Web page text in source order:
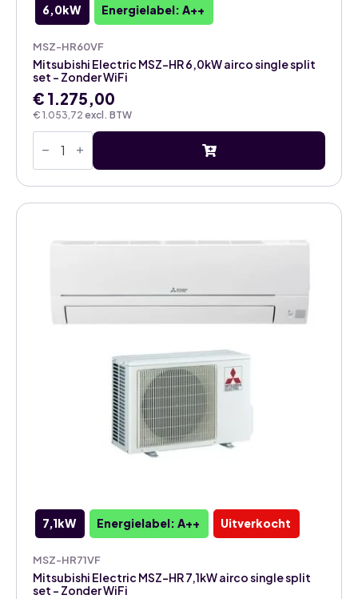
6,0kW Energielabel: A++
MSZ-HR60VF
€ 1.053,72 excl. BTW
Mitsubishi Electric MSZ-HR 6,0kW airco single split
set – Zonder WiFi
€ 1.275,00
Mitsubishi
Electric
HR
6,0kW
airco
7,1kW Energielabel: A++ Uitverkocht
MSZ-HR71VF
Mitsubishi Electric MSZ-HR 7,1kW airco single split
set – Zonder WiFi